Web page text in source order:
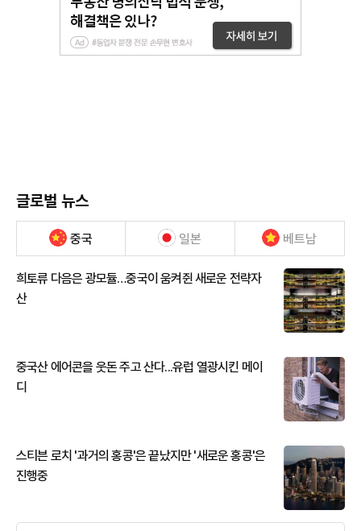
글로벌 뉴스
중국 일본 베트남
희토류 다음은 광모듈…중국이 움켜쥔 새로운 전략자
산
중국산 에어콘을 웃돈 주고 산다...유럽 열광시킨 메이
디
스티븐 로치 '과거의 홍콩'은 끝났지만 '새로운 홍콩'은
진행중